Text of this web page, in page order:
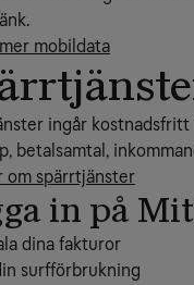
mobildata
ingår
betalsamtal,
om spärrtjänster
in på
dina fakturor
surfförbrukning